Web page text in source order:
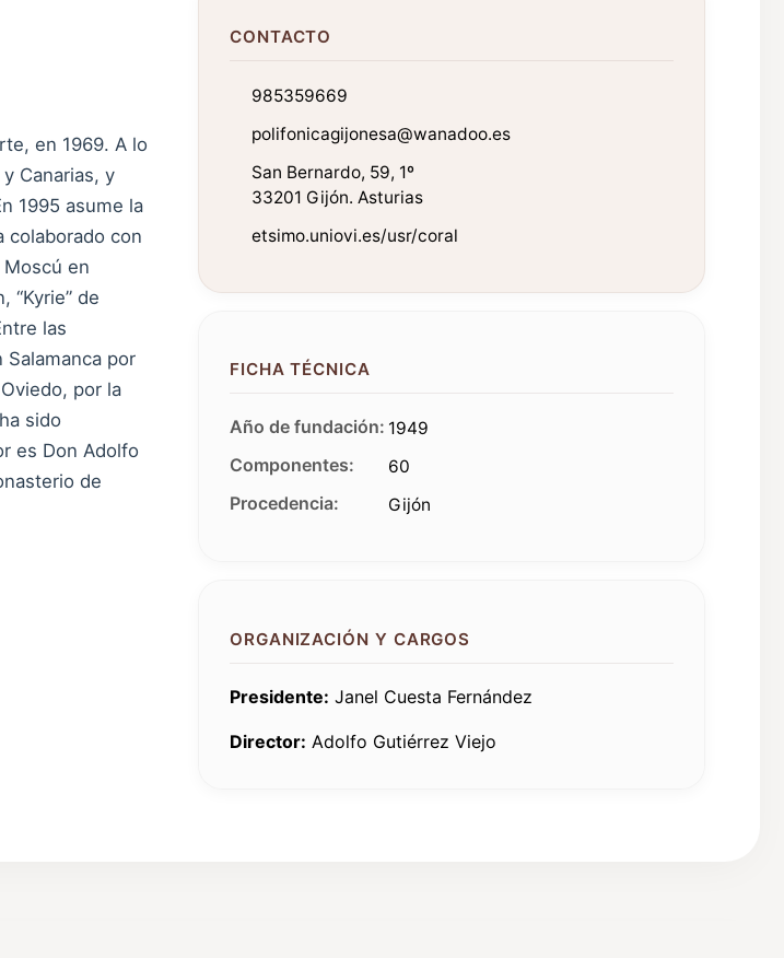
en 1969. A lo
Canarias, y
1995 asume la
colaborado con
en
“Kyrie” de
las
por
por la
sido
es Don Adolfo
de
CONTACTO
985359669
polifonicagijonesa@wanadoo.es
San Bernardo, 59, 1º
33201 Gijón. Asturias
etsimo.uniovi.es/usr/coral
FICHA TÉCNICA
Año de fundación: 1949
Componentes: 60
Procedencia: Gijón
ORGANIZACIÓN Y CARGOS
Presidente: Janel Cuesta Fernández
Director: Adolfo Gutiérrez Viejo